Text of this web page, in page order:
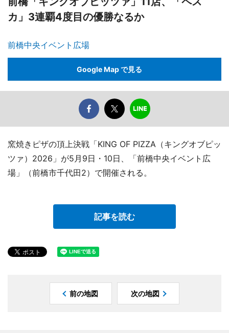
カ」3連覇4度目の優勝なるか
前橋中央イベント広場
Google Map で見る
窯焼きピザの頂上決戦「KING OF PIZZA（キングオブピッ
ツァ）2026」が5月9日・10日、「前橋中央イベント広
場」（前橋市千代田2）で開催される。
記事を読む
前の地図 次の地図